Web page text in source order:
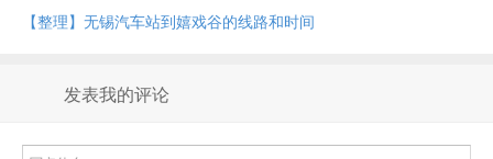
【整理】无锡汽车站到嬉戏谷的线路和时间
发表我的评论